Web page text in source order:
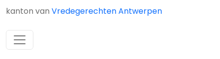
kanton van Vredegerechten Antwerpen